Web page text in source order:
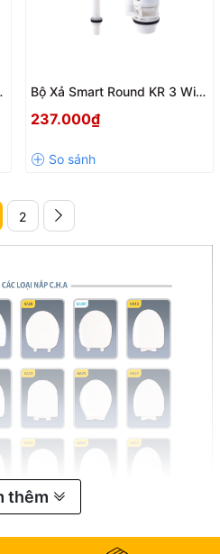
Bộ Xả Smart Round KR 3 Win
Rời Cao Cấp, Tiết Kiệm Nước
237.000₫
2
thêm